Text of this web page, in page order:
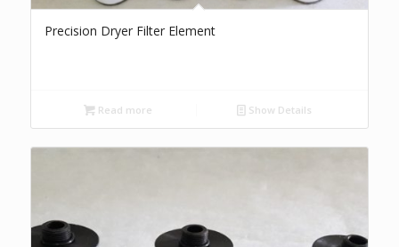
Precision Dryer Filter Element
Read more Show Details